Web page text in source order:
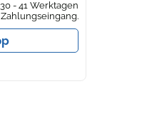
- 41 Werktagen